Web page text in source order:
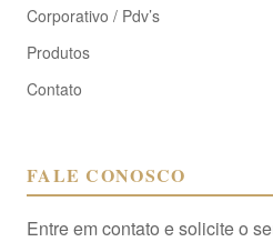
Corporativo / Pdv’s
Produtos
Contato
FALE CONOSCO
Entre em contato e solicite o